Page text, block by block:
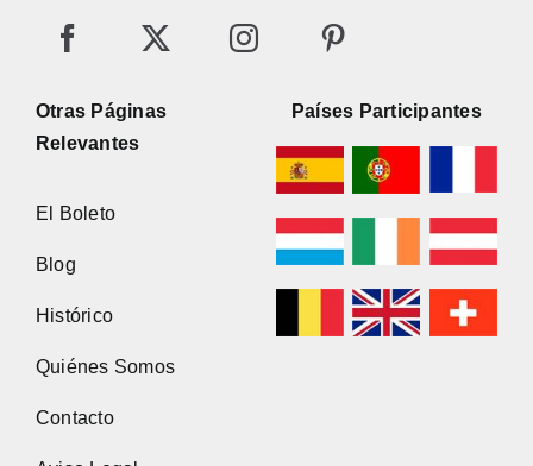
Otras Páginas
Relevantes
El Boleto
Blog
Histórico
Quiénes Somos
Contacto
Países Participantes